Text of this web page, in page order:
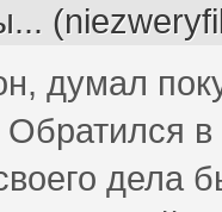
думал
Обратился
дела